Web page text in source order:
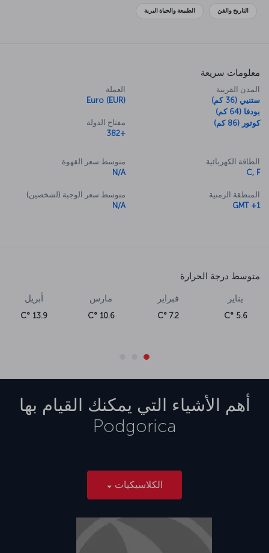
التاريخ والفن الطبيعة والحياة البرية
معلومات سريعة
المدن القريبة
ستنيي (36 كم)
بودفا (64 كم)
كوتور (86 كم)
العملة
Euro (EUR)
مفتاح الدولة
+382
الطاقة الكهربائية
C, F
المنطقة الزمنية
GMT +1
متوسط سعر القهوة
N/A
متوسط سعر الوجبة (لشخصين)
N/A
متوسط درجة الحرارة
يناير
5.6 °C
فبراير
7.2 °C
مارس
10.6 °C
أبريل
13.9 °C
أهم الأشياء التي يمكنك القيام بها
Podgorica
الكلاسيكيات